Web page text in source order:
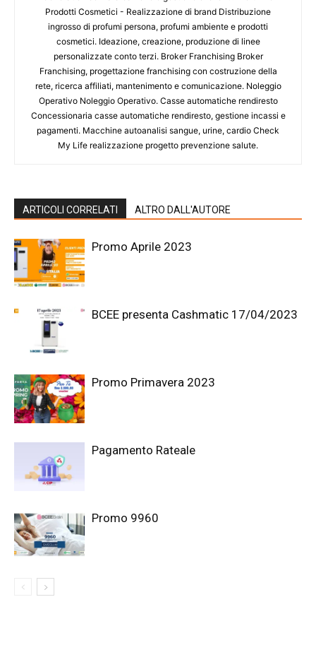
Prodotti Cosmetici - Realizzazione di brand Distribuzione
ingrosso di profumi persona, profumi ambiente e prodotti
cosmetici. Ideazione, creazione, produzione di linee
personalizzate conto terzi. Broker Franchising Broker
Franchising, progettazione franchising con costruzione della
rete, ricerca affiliati, mantenimento e comunicazione. Noleggio
Operativo Noleggio Operativo. Casse automatiche rendiresto
Concessionaria casse automatiche rendiresto, gestione incassi e
pagamenti. Macchine autoanalisi sangue, urine, cardio Check
My Life realizzazione progetto prevenzione salute.
ARTICOLI CORRELATI ALTRO DALL'AUTORE
Promo Aprile 2023
BCEE presenta Cashmatic 17/04/2023
Promo Primavera 2023
Pagamento Rateale
Promo 9960